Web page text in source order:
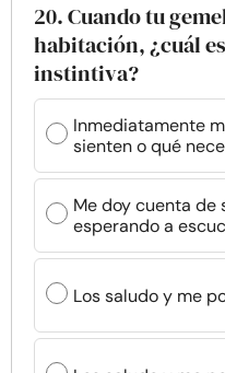
20. Cuando tu
habitación, ¿cuál
instintiva?
Inmediatamente
sienten o qué
Me doy cuenta de
esperando a
Los saludo y me